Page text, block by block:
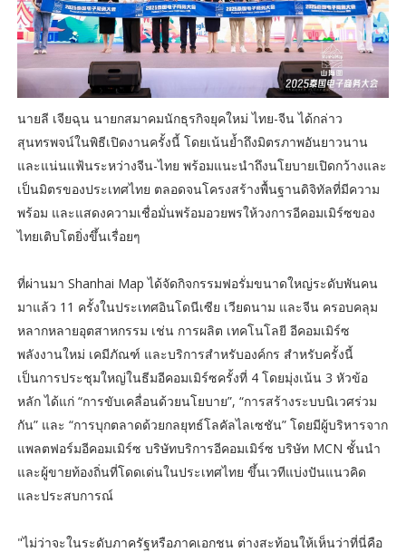
นายลี เจียฉุน นายกสมาคมนักธุรกิจยุคใหม่ ไทย-จีน ได้กล่าว
สุนทรพจน์ในพิธีเปิดงานครั้งนี้ โดยเน้นย้ำถึงมิตรภาพอันยาวนาน
และแน่นแฟ้นระหว่างจีน-ไทย พร้อมแนะนำถึงนโยบายเปิดกว้างและ
เป็นมิตรของประเทศไทย ตลอดจนโครงสร้างพื้นฐานดิจิทัลที่มีความ
พร้อม และแสดงความเชื่อมั่นพร้อมอวยพรให้วงการอีคอมเมิร์ซของ
ไทยเติบโตยิ่งขึ้นเรื่อยๆ
ที่ผ่านมา Shanhai Map ได้จัดกิจกรรมฟอรั่มขนาดใหญ่ระดับพันคน
มาแล้ว 11 ครั้งในประเทศอินโดนีเซีย เวียดนาม และจีน ครอบคลุม
หลากหลายอุตสาหกรรม เช่น การผลิต เทคโนโลยี อีคอมเมิร์ซ
พลังงานใหม่ เคมีภัณฑ์ และบริการสำหรับองค์กร สำหรับครั้งนี้
เป็นการประชุมใหญ่ในธีมอีคอมเมิร์ซครั้งที่ 4 โดยมุ่งเน้น 3 หัวข้อ
หลัก ได้แก่ “การขับเคลื่อนด้วยนโยบาย”, “การสร้างระบบนิเวศร่วม
กัน” และ “การบุกตลาดด้วยกลยุทธ์โลคัลไลเซชัน” โดยมีผู้บริหารจาก
แพลตฟอร์มอีคอมเมิร์ซ บริษัทบริการอีคอมเมิร์ซ บริษัท MCN ชั้นนำ
และผู้ขายท้องถิ่นที่โดดเด่นในประเทศไทย ขึ้นเวทีแบ่งปันแนวคิด
และประสบการณ์
"ไม่ว่าจะในระดับภาครัฐหรือภาคเอกชน ต่างสะท้อนให้เห็นว่าที่นี่คือ